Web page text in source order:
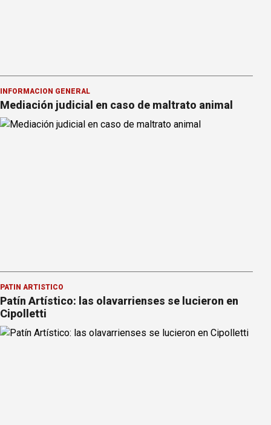
INFORMACION GENERAL
Mediación judicial en caso de maltrato animal
PATÍN ARTÍSTICO
Patín Artístico: las olavarrienses se lucieron en
Cipolletti